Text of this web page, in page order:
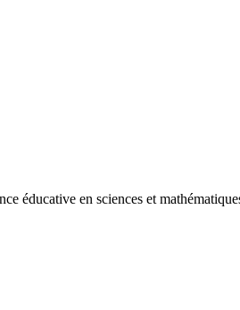
éducative en sciences et